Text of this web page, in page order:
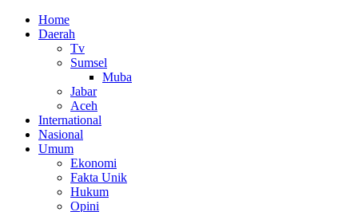
Home
Daerah
Tv
Sumsel
Muba
Jabar
Aceh
International
Nasional
Umum
Ekonomi
Fakta Unik
Hukum
Opini